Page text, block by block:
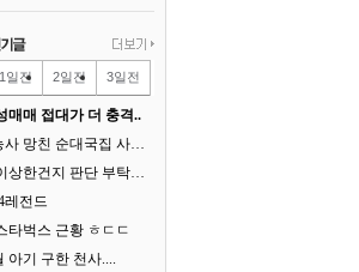
1일전 2일전 3일전
매매 접대가 더 충격..
자식농사 망친 순대국집 사장..
제가 이상한건지 판단 부탁드..
레전드
타벅스 근황 ㅎㄷㄷ
아기 구한 천사....